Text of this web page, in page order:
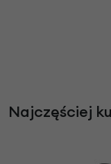
Najczęściej